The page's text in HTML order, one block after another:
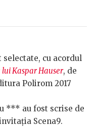
cu acordul
Kaspar Hauser, de
Polirom 2017
*** au fost scrise de
Scena9.